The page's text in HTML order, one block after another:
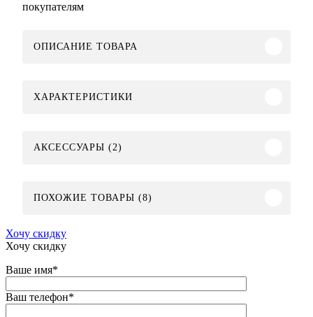
покупателям
ОПИСАНИЕ ТОВАРА
ХАРАКТЕРИСТИКИ
АКСЕССУАРЫ (2)
ПОХОЖИЕ ТОВАРЫ (8)
Хочу скидку
Хочу скидку
Ваше имя*
Ваш телефон*